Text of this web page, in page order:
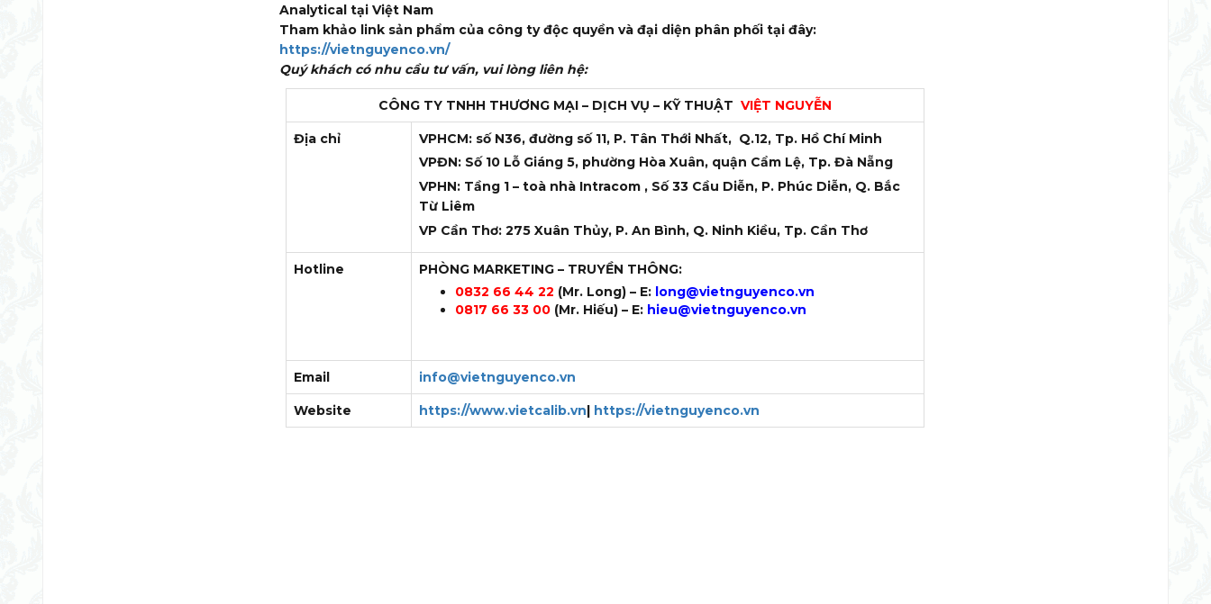
Analytical tại Việt Nam
Tham khảo link sản phẩm của công ty độc quyền và đại diện phân phối tại đây:
https://vietnguyenco.vn/
Quý khách có nhu cầu tư vấn, vui lòng liên hệ:
CÔNG TY TNHH THƯƠNG MẠI – DỊCH VỤ – KỸ THUẬTVIỆT NGUYỄN
Địa chỉ
VPHCM: số N36, đường số 11, P. Tân Thới Nhất, Q.12, Tp. Hồ Chí Minh
VPĐN: Số 10 Lỗ Giáng 5, phường Hòa Xuân, quận Cẩm Lệ, Tp. Đà Nẵng
VPHN: Tầng 1 – toà nhà Intracom , Số 33 Cầu Diễn, P. Phúc Diễn, Q. Bắc
Từ Liêm
VP Cần Thơ: 275 Xuân Thủy, P. An Bình, Q. Ninh Kiều, Tp. Cần Thơ
Hotline
PHÒNG MARKETING – TRUYỀN THÔNG:
0832 66 44 22 (Mr. Long) – E: long@vietnguyenco.vn
0817 66 33 00 (Mr. Hiếu) – E: hieu@vietnguyenco.vn
Email info@vietnguyenco.vn
Website https://www.vietcalib.vn| https://vietnguyenco.vn